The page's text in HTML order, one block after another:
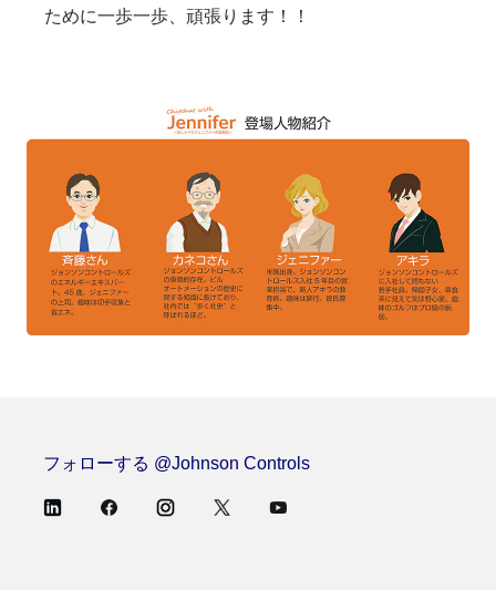
ために一歩一歩、頑張ります！！
フォローする @Johnson Controls